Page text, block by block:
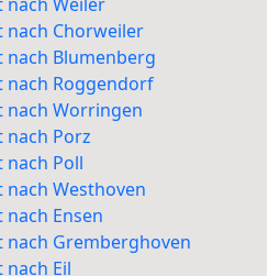
Chorweiler
Blumenberg
nach Roggendorf
nach Worringen
Porz
Poll
Westhoven
Ensen
Gremberghoven
Eil